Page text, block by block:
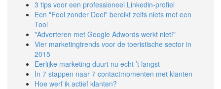
3 tips voor een professioneel Linkedin-profiel
Een "Fool zonder Doel" bereikt zelfs niets met een
Tool
"Adverteren met Google Adwords werkt niet!"
Vier marketingtrends voor de toeristische sector in
2015
Eerlijke marketing duurt nu echt ’t langst
In 7 stappen naar 7 contactmomenten met klanten
Hoe werf ik actief klanten?